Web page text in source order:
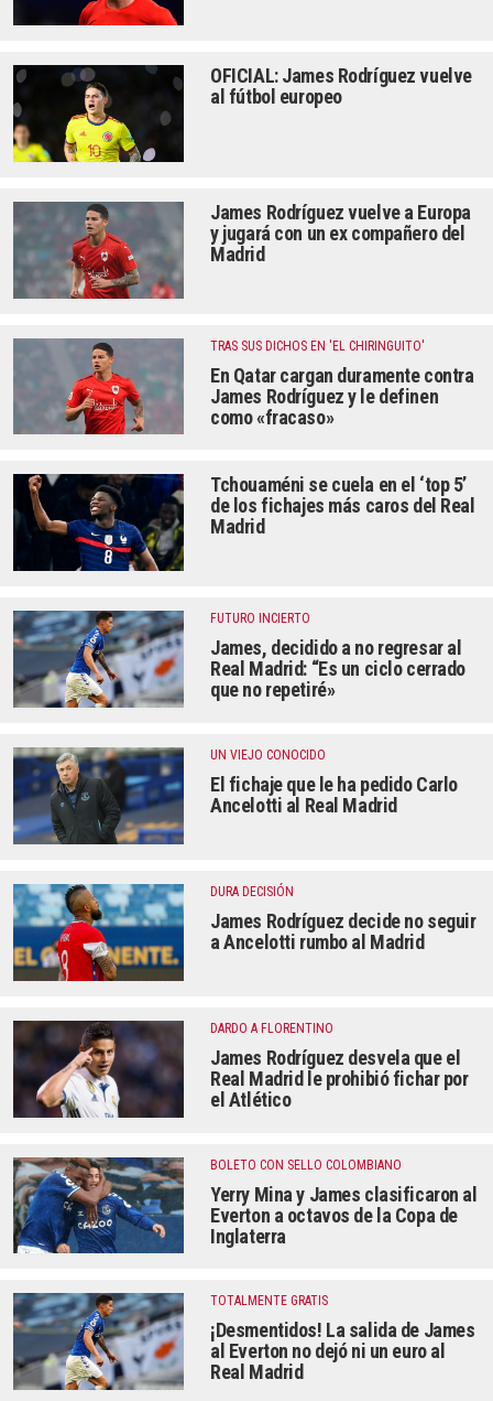
OFICIAL: James Rodríguez vuelve
al fútbol europeo
James Rodríguez vuelve a Europa
y jugará con un ex compañero del
Madrid
TRAS SUS DICHOS EN 'EL CHIRINGUITO'
En Qatar cargan duramente contra
James Rodríguez y le definen
como «fracaso»
Tchouaméni se cuela en el ‘top 5’
de los fichajes más caros del Real
Madrid
FUTURO INCIERTO
James, decidido a no regresar al
Real Madrid: “Es un ciclo cerrado
que no repetiré»
UN VIEJO CONOCIDO
El fichaje que le ha pedido Carlo
Ancelotti al Real Madrid
DURA DECISIÓN
James Rodríguez decide no seguir
a Ancelotti rumbo al Madrid
DARDO A FLORENTINO
James Rodríguez desvela que el
Real Madrid le prohibió fichar por
el Atlético
BOLETO CON SELLO COLOMBIANO
Yerry Mina y James clasificaron al
Everton a octavos de la Copa de
Inglaterra
TOTALMENTE GRATIS
¡Desmentidos! La salida de James
al Everton no dejó ni un euro al
Real Madrid